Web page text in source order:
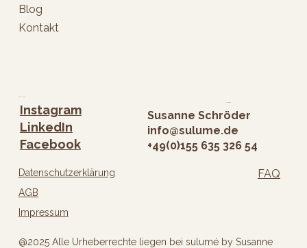
Blog
Kontakt
Folge mir
Instagram
LinkedIn
Facebook
Kontakt
Susanne Schröder
info@sulume.de
+49(0)155 635 326 54
Datenschutzerklärung
AGB
Impressum
FAQ
@2025 Alle Urheberrechte liegen bei sulumé by Susanne